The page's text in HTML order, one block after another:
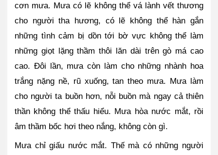
cơn mưa. Mưa có lẽ không thể vá lành vết thương
cho người tha hương, có lẽ không thể hàn gắn
những tình cảm bị dồn tới bờ vực không thể làm
những giọt lặng thầm thôi lăn dài trên gò má cao
cao. Đôi lần, mưa còn làm cho những nhành hoa
trắng nặng nề, rũ xuống, tan theo mưa. Mưa làm
cho người ta buồn hơn, nỗi buồn mà ngay cả thiên
thần không thể thấu hiểu. Mưa hòa nước mắt, rồi
âm thầm bốc hơi theo nắng, không còn gì.
Mưa chỉ giấu nước mắt. Thế mà có những người